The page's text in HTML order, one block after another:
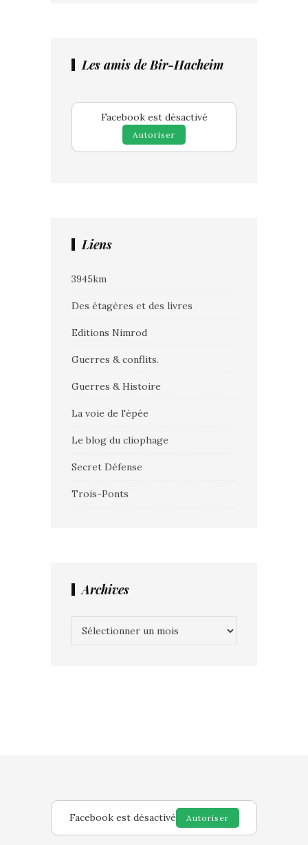
Les amis de Bir-Hacheim
Facebook est désactivé
Autoriser
Liens
3945km
Des étagères et des livres
Editions Nimrod
Guerres & conflits.
Guerres & Histoire
La voie de l'épée
Le blog du cliophage
Secret Défense
Trois-Ponts
Archives
Facebook est désactivé Autoriser